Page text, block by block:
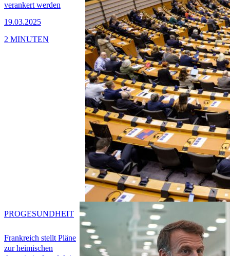
verankert werden
19.03.2025
2 MINUTEN
Frankreich stellt Pläne
zur heimischen
PROGESUNDHEIT